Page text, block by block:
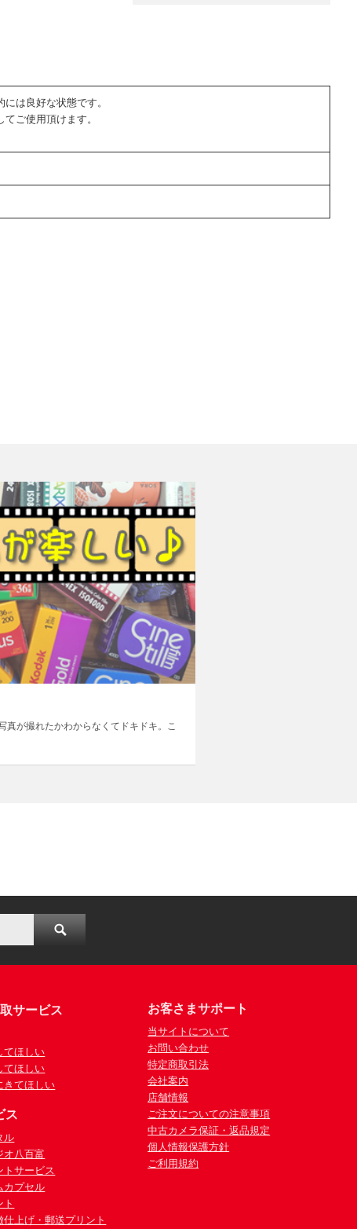
は良好な状態です。
ご使用頂けます。
真が撮れたかわからなくてドキドキ。こ
サービス
てほしい
てほしい
きてほしい
ス
ル
オ八百富
トサービス
カプセル
ト
仕上げ・郵送プリント
お客さまサポート
当サイトについて
お問い合わせ
特定商取引法
会社案内
店舗情報
ご注文についての注意事項
中古カメラ保証・返品規定
個人情報保護方針
ご利用規約